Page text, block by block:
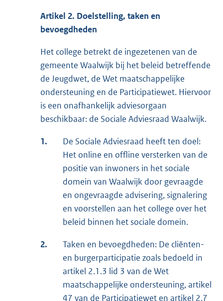
Artikel 2. Doelstelling, taken en
bevoegdheden
Het college betrekt de ingezetenen van de
gemeente Waalwijk bij het beleid betreffende
de Jeugdwet, de Wet maatschappelijke
ondersteuning en de Participatiewet. Hiervoor
is een onafhankelijk adviesorgaan
beschikbaar: de Sociale Adviesraad Waalwijk.
1.
De Sociale Adviesraad heeft ten doel:
Het online en offline versterken van de
positie van inwoners in het sociale
domein van Waalwijk door gevraagde
en ongevraagde advisering, signalering
en voorstellen aan het college over het
beleid binnen het sociale domein.
2.
Taken en bevoegdheden: De cliënten-
en burgerparticipatie zoals bedoeld in
artikel 2.1.3 lid 3 van de Wet
maatschappelijke ondersteuning, artikel
47 van de Participatiewet en artikel 2.7